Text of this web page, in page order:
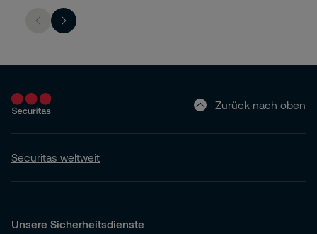
Zurück nach oben
Securitas weltweit
Unsere Sicherheitsdienste